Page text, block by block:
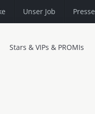
Unser Job Presse
Stars & VIPs & PROMIs